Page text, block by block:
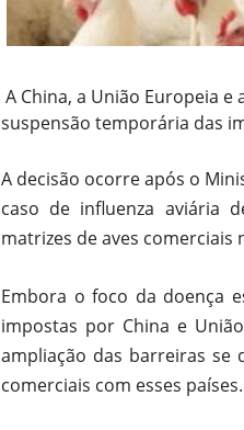
A China, a União Europeia
suspensão temporária das
A decisão ocorre após o
caso de influenza aviária
matrizes de aves
Embora o foco da doença
impostas por China e
ampliação das barreiras se
comerciais com esses países.